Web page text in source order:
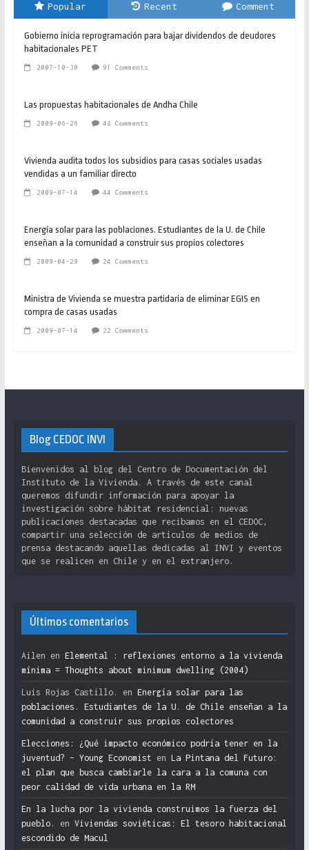
Popular Recent Comment
Gobierno inicia reprogramación para bajar dividendos de deudores
habitacionales PET
2007-10-30 91 Comments
Las propuestas habitacionales de Andha Chile
2009-06-26 48 Comments
Vivienda audita todos los subsidios para casas sociales usadas
vendidas a un familiar directo
2009-07-14 44 Comments
Energía solar para las poblaciones. Estudiantes de la U. de Chile
enseñan a la comunidad a construir sus propios colectores
2009-04-29 24 Comments
Ministra de Vivienda se muestra partidaria de eliminar EGIS en
compra de casas usadas
2009-07-14 22 Comments
Blog CEDOC INVI
Bienvenidos al blog del Centro de Documentación del
Instituto de la Vivienda. A través de este canal
queremos difundir información para apoyar la
investigación sobre hábitat residencial: nuevas
publicaciones destacadas que recibamos en el CEDOC,
compartir una selección de artículos de medios de
prensa destacando aquellas dedicadas al INVI y eventos
que se realicen en Chile y en el extranjero.
Últimos comentarios
Ailen en Elemental : reflexiones entorno a la vivienda
mínima = Thoughts about minimum dwelling (2004)
Luis Rojas Castillo. en Energía solar para las
poblaciones. Estudiantes de la U. de Chile enseñan a la
comunidad a construir sus propios colectores
Elecciones: ¿Qué impacto económico podría tener en la
juventud? – Young Economist en La Pintana del Futuro:
el plan que busca cambiarle la cara a la comuna con
peor calidad de vida urbana en la RM
En la lucha por la vivienda construimos la fuerza del
pueblo.
en Viviendas soviéticas: El tesoro habitacional
escondido de Macul